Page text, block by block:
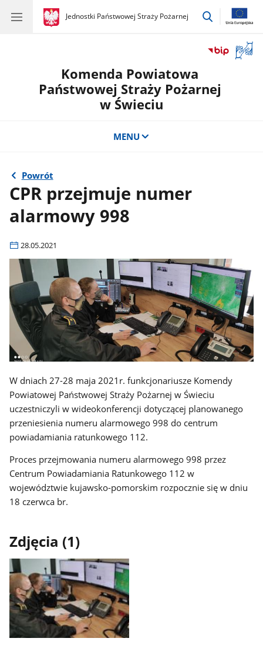
gov.pl
Jednostki Państwowej Straży Pożarnej
gov.pl
Jednostki
przejdź
okno
Komenda Powiatowa
Państwowej Straży Pożarnej
w Świeciu
MENU
Powrót
CPR przejmuje numer
alarmowy 998
28.05.2021
W dniach 27-28 maja 2021r. funkcjonariusze Komendy
Powiatowej Państwowej Straży Pożarnej w Świeciu
uczestniczyli w wideokonferencji dotyczącej planowanego
przeniesienia numeru alarmowego 998 do centrum
powiadamiania ratunkowego 112.
Proces przejmowania numeru alarmowego 998 przez
Centrum Powiadamiania Ratunkowego 112 w
województwie kujawsko-pomorskim rozpocznie się w dniu
18 czerwca br.
Zdjęcia (1)